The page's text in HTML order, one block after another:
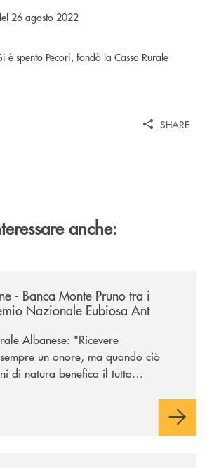
26 agosto 2022
SHARE
anche:
- Banca Monte Pruno tra i
Nazionale Eubiosa Ant
Albanese: "Ricevere
un onore, ma quando ciò
di natura benefica il tutto